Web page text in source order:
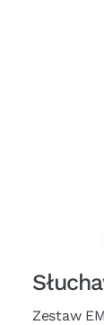
Zestaw